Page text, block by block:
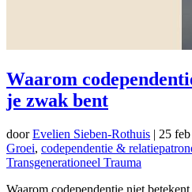
Waarom
je zwak bent
doorEvelien Sieben-Rothuis | 25
Groei, codependentie &
Transgenerationeel Trauma
Waarom codependentie niet